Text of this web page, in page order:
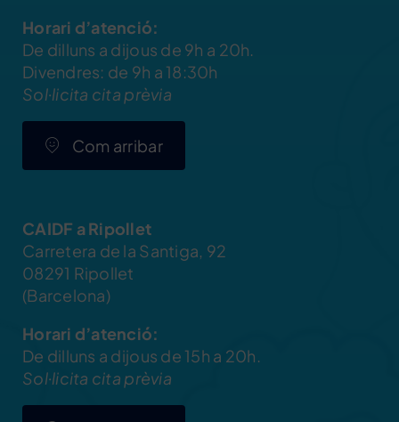
Horari d’atenció:
De dilluns a dijous de 9h a 20h.
Divendres: de 9h a 18:30h
Sol·licita cita prèvia
Com arribar
CAIDF a Ripollet
Carretera de la Santiga, 92
08291 Ripollet
(Barcelona)
Horari d’atenció:
De dilluns a dijous de 15h a 20h.
Sol·licita cita prèvia